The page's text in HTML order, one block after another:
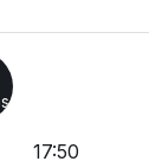
17:50